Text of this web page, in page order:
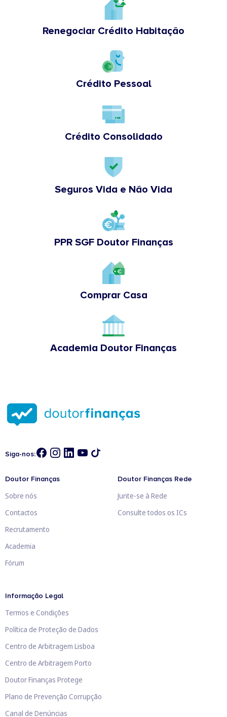
Renegociar Crédito Habitação
Crédito Pessoal
Crédito Consolidado
Seguros Vida e Não Vida
PPR SGF Doutor Finanças
Comprar Casa
Academia Doutor Finanças
Siga-nos:
Doutor Finanças
Sobre nós
Contactos
Recrutamento
Academia
Fórum
Doutor Finanças Rede
Junte-se à Rede
Consulte todos os ICs
Informação Legal
Termos e Condições
Política de Proteção de Dados
Centro de Arbitragem Lisboa
Centro de Arbitragem Porto
Doutor Finanças Protege
Plano de Prevenção Corrupção
Canal de Denúncias